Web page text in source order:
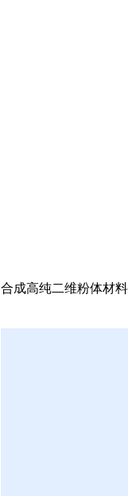
合成高纯二维粉体材